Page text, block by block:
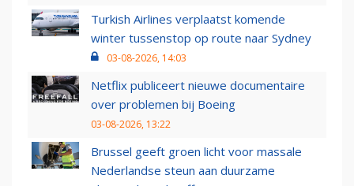
Turkish Airlines verplaatst komende
winter tussenstop op route naar Sydney
03-08-2026, 14:03
Netflix publiceert nieuwe documentaire
over problemen bij Boeing
03-08-2026, 13:22
Brussel geeft groen licht voor massale
Nederlandse steun aan duurzame